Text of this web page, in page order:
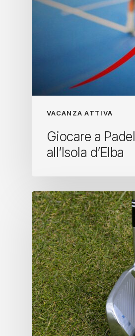
VACANZA ATTIVA
Giocare a Padel
all’Isola d’Elba